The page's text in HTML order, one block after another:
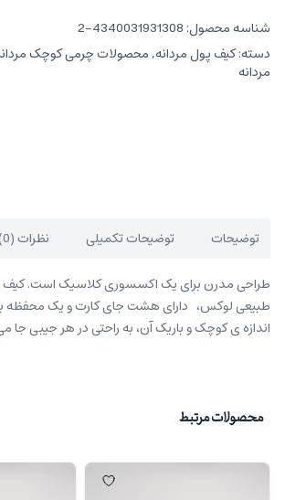
شناسه محصول: 4340031931308-2
دسته:کیف پول مردانه,محصولات چرمی کوچک
مردانه
توضیحات توضیحات تکمیلی نظرات (0)
طراحی مدرن برای یک اکسسوری کلاسیک است. کیف
طبیعی لوکس، دارای هشت جای کارت و یک محفظه
اندازه ی کوچک و باریک آن، به راحتی در هر جیبی جا
محصولات مرتبط